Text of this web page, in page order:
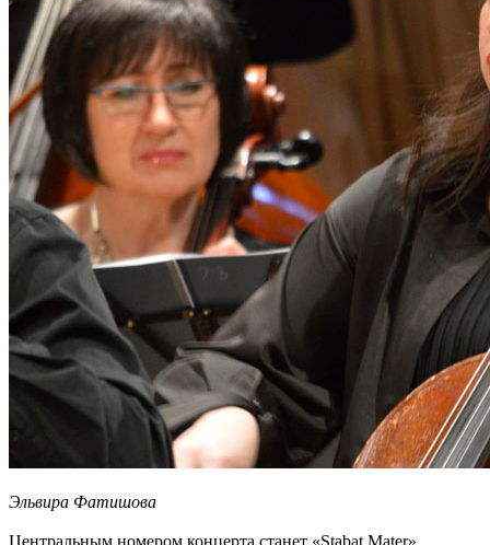
Эльвира Фатишова
Центральным номером концерта станет «Stabat Mater»